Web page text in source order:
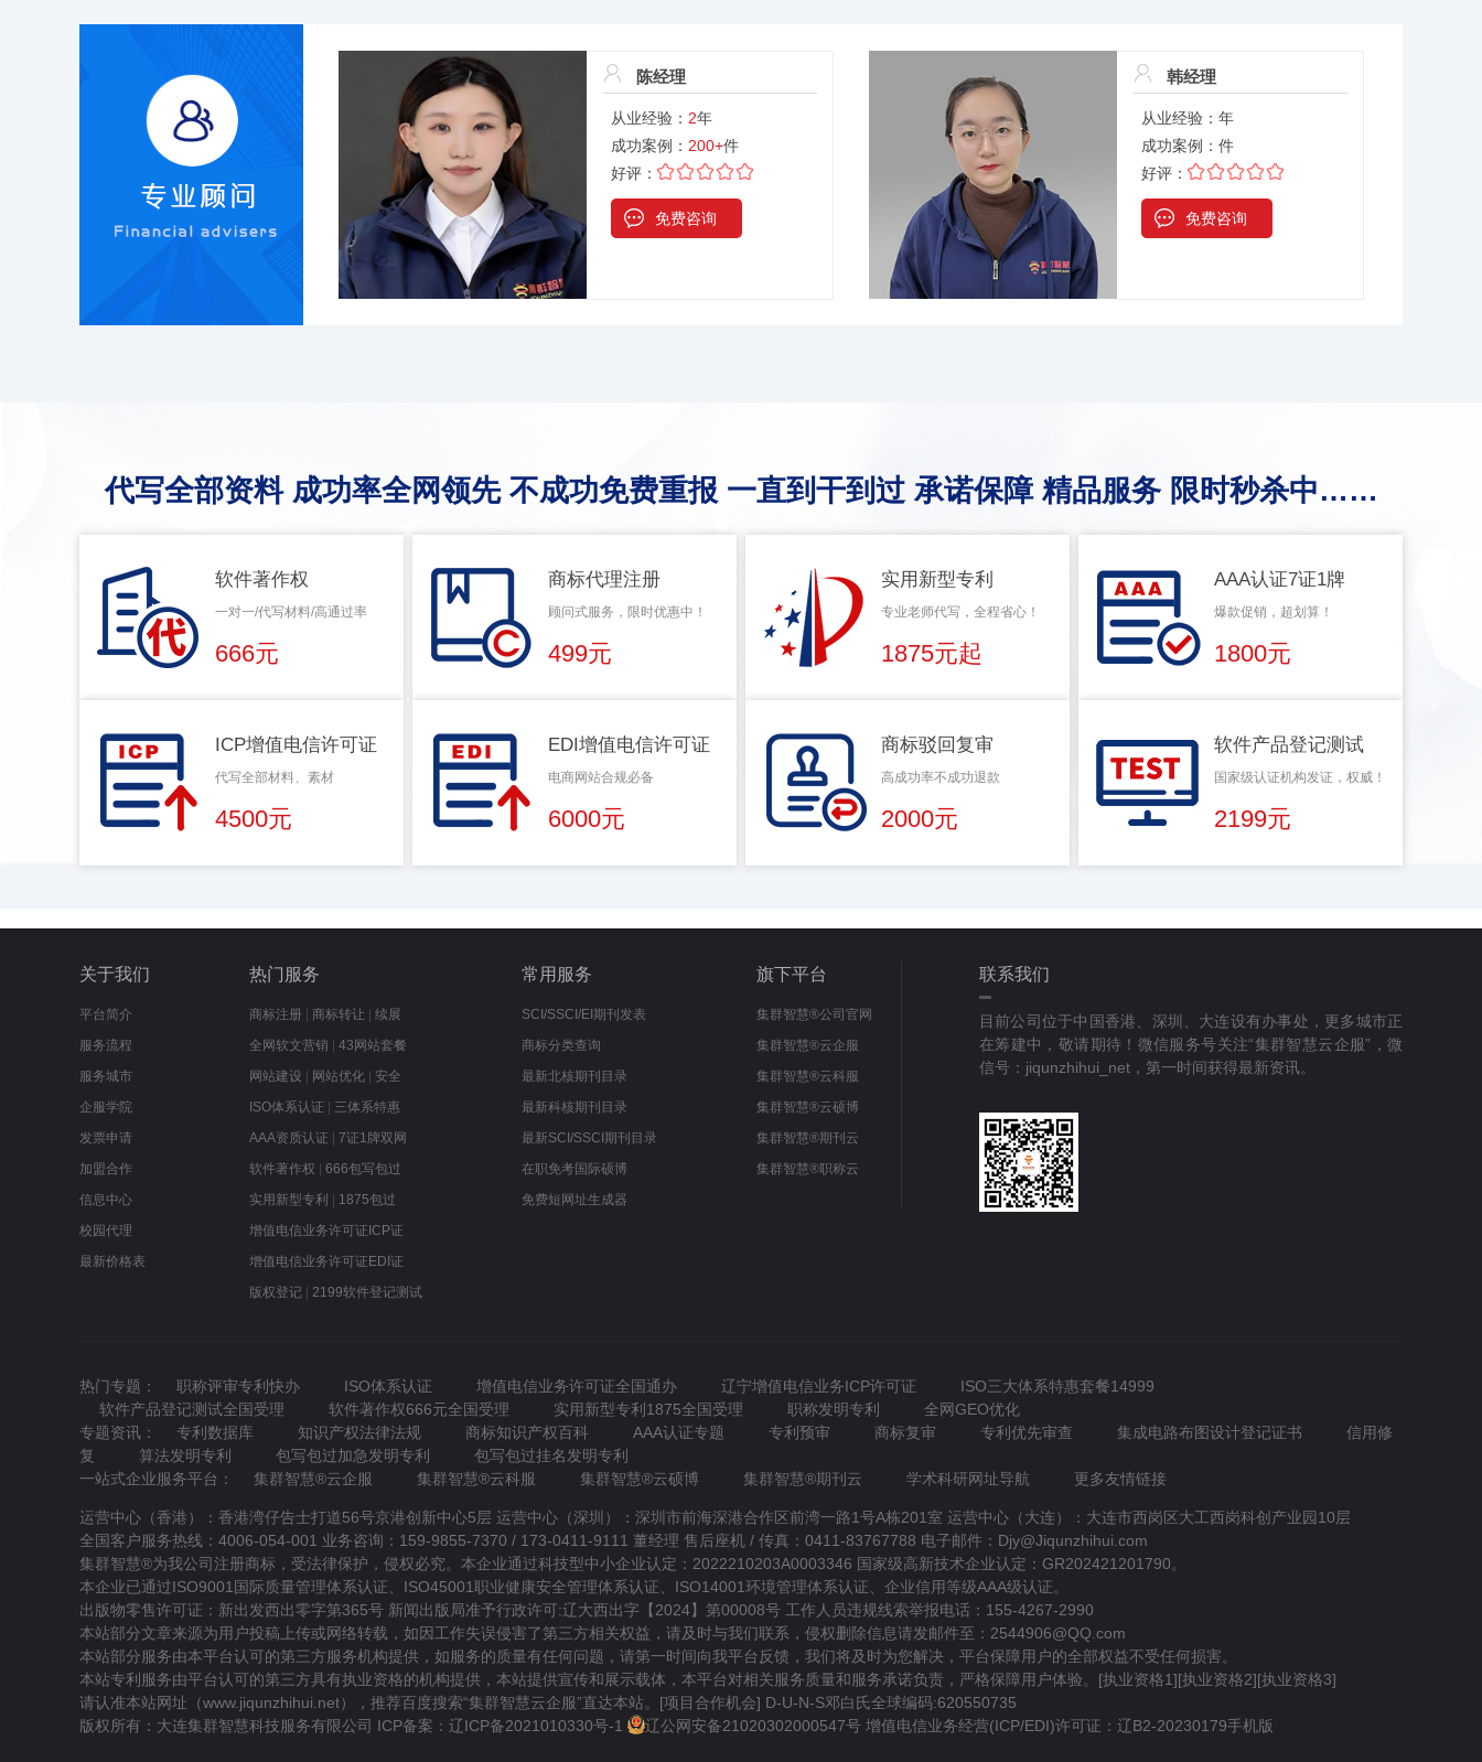
陈经理
从业经验： 2年
成功案例： 200+件
好评：
免费咨询
韩经理
从业经验： 年
成功案例： 件
好评：
免费咨询
代写全部资料 成功率全网领先 不成功免费重报 一直到干到过 承诺保障 精品服务 限时秒杀中……
软件著作权
一对一/代写材料/高通过率
666元
商标代理注册
顾问式服务，限时优惠中！
499元
实用新型专利
专业老师代写，全程省心！
1875元起
AAA认证7证1牌
爆款促销，超划算！
1800元
ICP增值电信许可证
代写全部材料、素材
4500元
EDI增值电信许可证
电商网站合规必备
6000元
商标驳回复审
高成功率不成功退款
2000元
软件产品登记测试
国家级认证机构发证，权威！
2199元
关于我们
平台简介
服务流程
服务城市
企服学院
发票申请
加盟合作
信息中心
校园代理
最新价格表
热门服务
商标注册 商标转让
续展
全网软文营销
43网站套餐
网站建设
网站优化
安全
ISO体系认证
三体系特惠
AAA资质认证
7证1牌双网
软件著作权
666包写包过
实用新型专利
1875包过
增值电信业务许可证ICP证
增值电信业务许可证EDI证
版权登记
2199软件登记测试
常用服务
SCI/SSCI/EI期刊发表
商标分类查询
最新北核期刊目录
最新科核期刊目录
最新SCI/SSCI期刊目录
在职免考国际硕博
免费短网址生成器
旗下平台
集群智慧®公司官网
集群智慧®云企服
集群智慧®云科服
集群智慧®云硕博
集群智慧®期刊云
集群智慧®职称云
联系我们
目前公司位于中国香港、深圳、大连设有办事处，更多城市正
在筹建中，敬请期待！微信服务号关注“集群智慧云企服”，微
信号：jiqunzhihui_net，第一时间获得最新资讯。
热门专题： 职称评审专利快办 ISO体系认证 增值电信业务许可证全国通办 辽宁增值电信业务ICP许可证
ISO三大体系特惠套餐14999
软件产品登记测试全国受理
软件著作权666元全国受理 实用新型专利1875全国受理 职称发明专利
全网GEO优化
专题资讯：
专利数据库 知识产权法律法规 商标知识产权百科 AAA认证专题 专利预审 商标复审 专利优先审查 集成电路布图设计登记证书
信用修
复
算法发明专利 包写包过加急发明专利
包写包过挂名发明专利
一站式企业服务平台：
集群智慧®云企服 集群智慧®云科服 集群智慧®云硕博 集群智慧®期刊云 学术科研网址导航 更多友情链接
运营中心（香港）：香港湾仔告士打道56号京港创新中心5层 运营中心（深圳）：深圳市前海深港合作区前湾一路1号A栋201室 运营中心（大连）：大连市西岗区大工西岗科创产业园10层
全国客户服务热线：4006-054-001 业务咨询：159-9855-7370 / 173-0411-9111 董经理 售后座机 / 传真：0411-83767788 电子邮件：Djy@Jiqunzhihui.com
集群智慧®为我公司注册商标，受法律保护，侵权必究。本企业通过科技型中小企业认定：2022210203A0003346 国家级高新技术企业认定：GR202421201790。
本企业已通过ISO9001国际质量管理体系认证、ISO45001职业健康安全管理体系认证、ISO14001环境管理体系认证、企业信用等级AAA级认证。
出版物零售许可证：新出发西出零字第365号 新闻出版局准予行政许可:辽大西出字【2024】第00008号 工作人员违规线索举报电话：155-4267-2990
本站部分文章来源为用户投稿上传或网络转载，如因工作失误侵害了第三方相关权益，请及时与我们联系，侵权删除信息请发邮件至：2544906@QQ.com
本站部分服务由本平台认可的第三方服务机构提供，如服务的质量有任何问题，请第一时间向我平台反馈，我们将及时为您解决，平台保障用户的全部权益不受任何损害。
本站专利服务由平台认可的第三方具有执业资格的机构提供，本站提供宣传和展示载体，本平台对相关服务质量和服务承诺负责，严格保障用户体验。[执业资格1][执业资格2][执业资格3]
请认准本站网址（www.jiqunzhihui.net），推荐百度搜索“集群智慧云企服”直达本站。[项目合作机会] D-U-N-S邓白氏全球编码:620550735
版权所有：大连集群智慧科技服务有限公司 ICP备案： 辽ICP备2021010330号-1 辽公网安备21020302000547号 增值电信业务经营(ICP/EDI)许可证：辽B2-20230179手机版